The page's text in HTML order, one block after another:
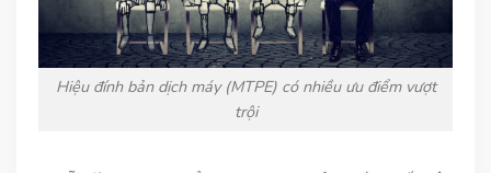
Hiệu đính bản dịch máy (MTPE) có nhiều ưu điểm vượt
trội